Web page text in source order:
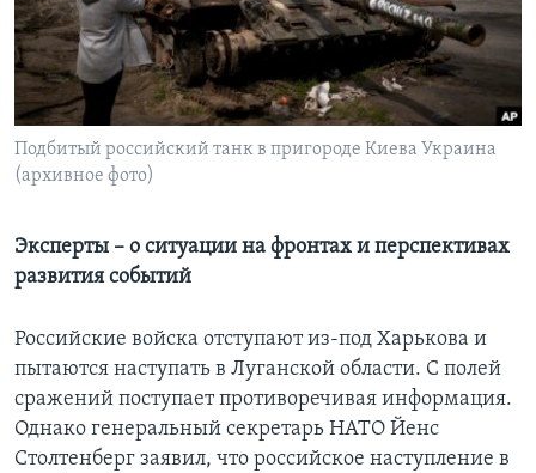
Learning English
СОЦИАЛЬНЫЕ СЕТИ
Подбитый российский танк в пригороде Киева Украина
(архивное фото)
Эксперты – о ситуации на фронтах и перспективах
развития событий
Российские войска отступают из-под Харькова и
пытаются наступать в Луганской области. С полей
сражений поступает противоречивая информация.
Однако генеральный секретарь НАТО Йенс
Столтенберг заявил, что российское наступление в